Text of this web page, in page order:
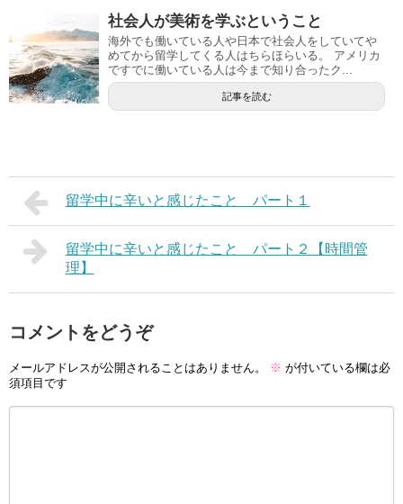
社会人が美術を学ぶということ
海外でも働いている人や日本で社会人をしていてや
めてから留学してくる人はちらほらいる。 アメリカ
ですでに働いている人は今まで知り合ったク...
記事を読む
留学中に辛いと感じたこと パート１
留学中に辛いと感じたこと パート２【時間管
理】
コメントをどうぞ
メールアドレスが公開されることはありません。 ※ が付いている欄は必
須項目です